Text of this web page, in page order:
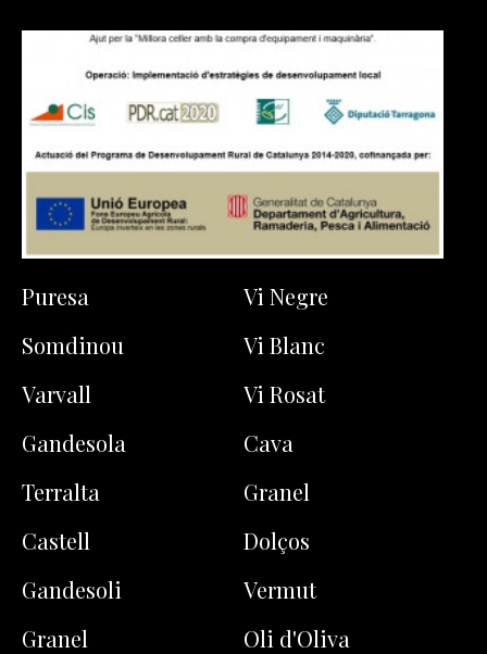
Puresa
Somdinou
Varvall
Gandesola
Terralta
Castell
Gandesoli
Granel
Vi Negre
Vi Blanc
Vi Rosat
Cava
Granel
Dolços
Vermut
Oli d'Oliva